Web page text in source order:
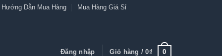
Hướng Dẫn Mua Hàng
Mua Hàng Giá Sỉ
Đăng nhập Giỏ hàng /0₫ 0